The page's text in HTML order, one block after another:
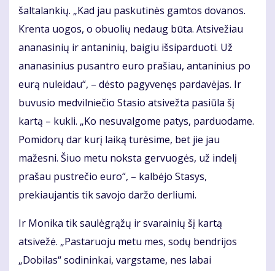
šaltalankių. „Kad jau paskutinės gamtos dovanos.
Krenta uogos, o obuolių nedaug būta. Atsivežiau
ananasinių ir antaninių, baigiu išsiparduoti. Už
ananasinius pusantro euro prašiau, antaninius po
eurą nuleidau“, – dėsto pagyvenęs pardavėjas. Ir
buvusio medvilniečio Stasio atsivežta pasiūla šį
kartą – kukli. „Ko nesuvalgome patys, parduodame.
Pomidorų dar kurį laiką turėsime, bet jie jau
mažesni. Šiuo metu noksta gervuogės, už indelį
prašau pustrečio euro“, – kalbėjo Stasys,
prekiaujantis tik savojo daržo derliumi.
Ir Monika tik saulėgrąžų ir svarainių šį kartą
atsivežė. „Pastaruoju metu mes, sodų bendrijos
„Dobilas“ sodininkai, vargstame, nes labai